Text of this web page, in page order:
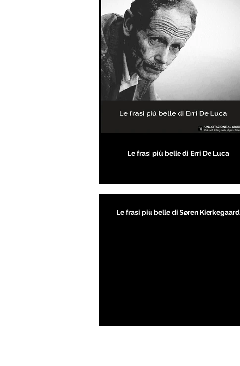
Le frasi più belle di Erri De Luca
Le frasi più belle di Søren Kierkegaard